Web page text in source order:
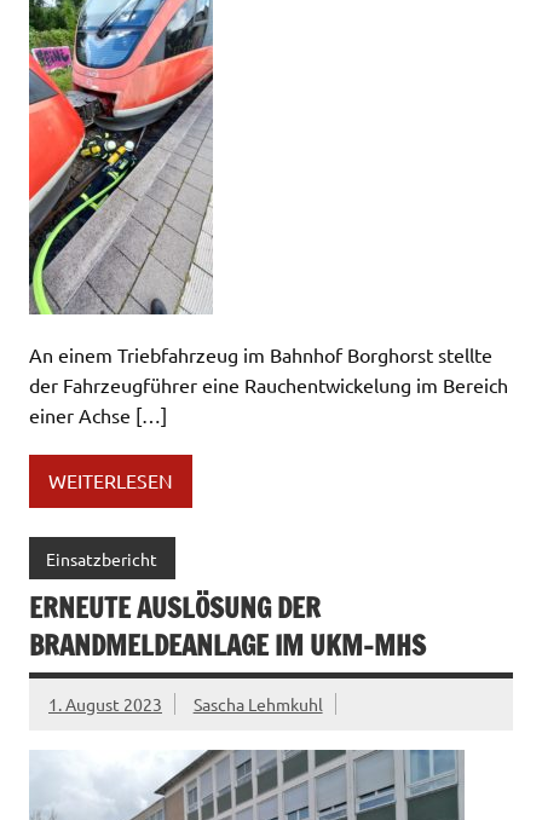
An einem Triebfahrzeug im Bahnhof Borghorst stellte
der Fahrzeugführer eine Rauchentwickelung im Bereich
einer Achse […]
WEITERLESEN
Einsatzbericht
ERNEUTE AUSLÖSUNG DER
BRANDMELDEANLAGE IM UKM-MHS
1. August 2023 Sascha Lehmkuhl